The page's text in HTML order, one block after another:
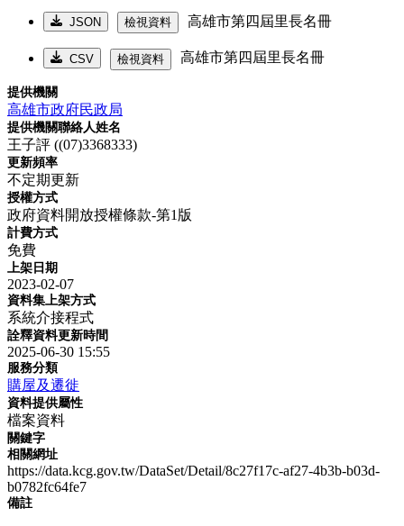
JSON 檢視資料 高雄市第四屆里長名冊
CSV 檢視資料 高雄市第四屆里長名冊
提供機關
高雄市政府民政局
提供機關聯絡人姓名
王子評 ((07)3368333)
更新頻率
不定期更新
授權方式
政府資料開放授權條款-第1版
計費方式
免費
上架日期
2023-02-07
資料集上架方式
系統介接程式
詮釋資料更新時間
2025-06-30 15:55
服務分類
購屋及遷徙
資料提供屬性
檔案資料
關鍵字
相關網址
https://data.kcg.gov.tw/DataSet/Detail/8c27f17c-af27-4b3b-b03d-
b0782fc64fe7
備註